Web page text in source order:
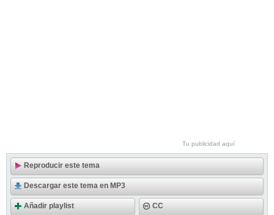
Tu publicidad aquí
Reproducir este tema
Descargar este tema en MP3
Añadir playlist CC